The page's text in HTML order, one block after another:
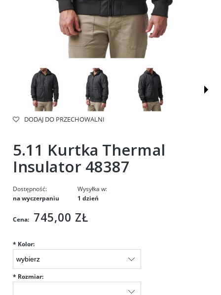
DODAJ DO PRZECHOWALNI
5.11 Kurtka Thermal
Insulator 48387
Dostępność:
na wyczerpaniu
Wysyłka w:
1 dzień
Cena: 745,00 ZŁ
* Kolor:
* Rozmiar: